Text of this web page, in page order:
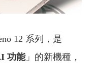
12 系列，是
功能」的新機種，